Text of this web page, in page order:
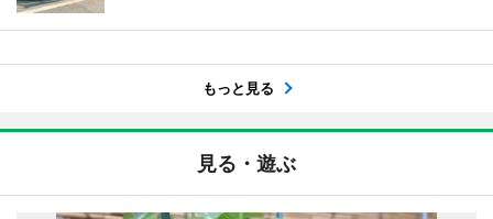
もっと見る
見る・遊ぶ